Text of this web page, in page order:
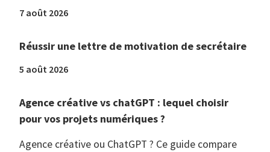
7 août 2026
Réussir une lettre de motivation de secrétaire
5 août 2026
Agence créative vs chatGPT : lequel choisir
pour vos projets numériques ?
Agence créative ou ChatGPT ? Ce guide compare